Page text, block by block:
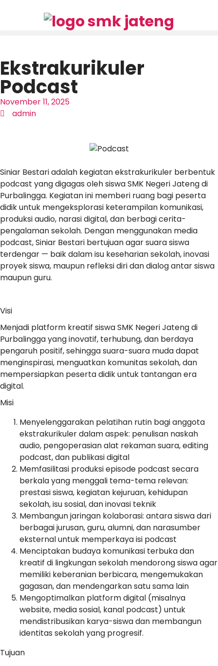
Ekstrakurikuler
Podcast
November 11, 2025
admin
Siniar Bestari adalah kegiatan ekstrakurikuler berbentuk
podcast yang digagas oleh siswa SMK Negeri Jateng di
Purbalingga. Kegiatan ini memberi ruang bagi peserta
didik untuk mengeksplorasi keterampilan komunikasi,
produksi audio, narasi digital, dan berbagi cerita-
pengalaman sekolah. Dengan menggunakan media
podcast, Siniar Bestari bertujuan agar suara siswa
terdengar — baik dalam isu keseharian sekolah, inovasi
proyek siswa, maupun refleksi diri dan dialog antar siswa
maupun guru.
Visi
Menjadi platform kreatif siswa SMK Negeri Jateng di
Purbalingga yang inovatif, terhubung, dan berdaya
pengaruh positif, sehingga suara-suara muda dapat
menginspirasi, menguatkan komunitas sekolah, dan
mempersiapkan peserta didik untuk tantangan era
digital.
Misi
Menyelenggarakan pelatihan rutin bagi anggota
ekstrakurikuler dalam aspek: penulisan naskah
audio, pengoperasian alat rekaman suara, editing
podcast, dan publikasi digital
Memfasilitasi produksi episode podcast secara
berkala yang menggali tema-tema relevan:
prestasi siswa, kegiatan kejuruan, kehidupan
sekolah, isu sosial, dan inovasi teknik
Membangun jaringan kolaborasi: antara siswa dari
berbagai jurusan, guru, alumni, dan narasumber
eksternal untuk memperkaya isi podcast
Menciptakan budaya komunikasi terbuka dan
kreatif di lingkungan sekolah mendorong siswa agar
memiliki keberanian berbicara, mengemukakan
gagasan, dan mendengarkan satu sama lain
Mengoptimalkan platform digital (misalnya
website, media sosial, kanal podcast) untuk
mendistribusikan karya-siswa dan membangun
identitas sekolah yang progresif.
Tujuan